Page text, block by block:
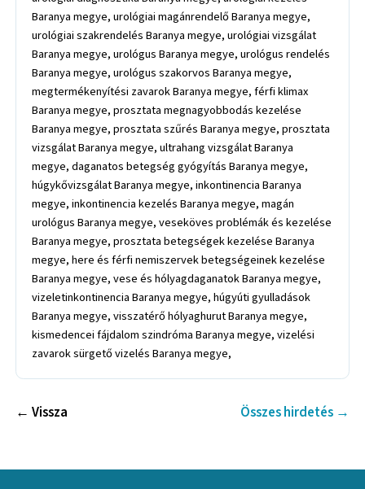
Baranya megye, urológiai magánrendelő Baranya megye,
urológiai szakrendelés Baranya megye, urológiai vizsgálat
Baranya megye, urológus Baranya megye, urológus rendelés
Baranya megye, urológus szakorvos Baranya megye,
megtermékenyítési zavarok Baranya megye, férfi klimax
Baranya megye, prosztata megnagyobbodás kezelése
Baranya megye, prosztata szűrés Baranya megye, prosztata
vizsgálat Baranya megye, ultrahang vizsgálat Baranya
megye, daganatos betegség gyógyítás Baranya megye,
húgykővizsgálat Baranya megye, inkontinencia Baranya
megye, inkontinencia kezelés Baranya megye, magán
urológus Baranya megye, veseköves problémák és kezelése
Baranya megye, prosztata betegségek kezelése Baranya
megye, here és férfi nemiszervek betegségeinek kezelése
Baranya megye, vese és hólyagdaganatok Baranya megye,
vizeletinkontinencia Baranya megye, húgyúti gyulladások
Baranya megye, visszatérő hólyaghurut Baranya megye,
kismedencei fájdalom szindróma Baranya megye, vizelési
zavarok sürgető vizelés Baranya megye,
← Vissza Összes hirdetés →